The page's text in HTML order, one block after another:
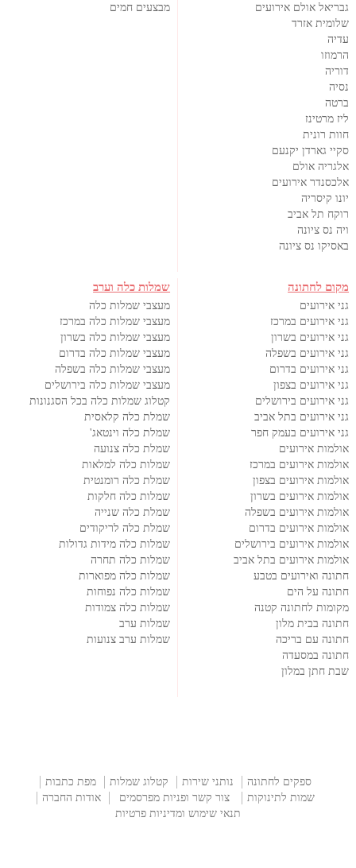
גבריאל אולם אירועים
שלומית אזרד
עדיה
הרמוזו
דוריה
נסיה
ברטה
ליז מרטינז
חוות רונית
סקיי גארדן יקנעם
אלגריה אולם
אלכסנדר אירועים
יונו קיסריה
רוקח תל אביב
ויה נס ציונה
באסיקו נס ציונה
מבצעים חמים
מקום לחתונה
גני אירועים
גני אירועים במרכז
גני אירועים בשרון
גני אירועים בשפלה
גני אירועים בדרום
גני אירועים בצפון
גני אירועים בירושלים
גני אירועים בתל אביב
גני אירועים בעמק חפר
אולמות אירועים
אולמות אירועים במרכז
אולמות אירועים בצפון
אולמות אירועים בשרון
אולמות אירועים בשפלה
אולמות אירועים בדרום
אולמות אירועים בירושלים
אולמות אירועים בתל אביב
חתונה ואירועים בטבע
חתונה על הים
מקומות לחתונה קטנה
חתונה בבית מלון
חתונה עם בריכה
חתונה במסעדה
שבת חתן במלון
שמלות כלה וערב
מעצבי שמלות כלה
מעצבי שמלות כלה במרכז
מעצבי שמלות כלה בשרון
מעצבי שמלות כלה בדרום
מעצבי שמלות כלה בשפלה
מעצבי שמלות כלה בירושלים
קטלוג שמלות כלה בכל הסגנונות
שמלת כלה קלאסית
שמלת כלה וינטאג'
שמלת כלה צנועה
שמלות כלה למלאות
שמלת כלה רומנטית
שמלות כלה חלקות
שמלת כלה שנייה
שמלת כלה לריקודים
שמלות כלה מידות גדולות
שמלות כלה תחרה
שמלות כלה מפוארות
שמלות כלה נפוחות
שמלות כלה צמודות
שמלות ערב
שמלות ערב צנועות
ספקים לחתונה נותני שירות קטלוג שמלות
מפת כתבות
שמות לתינוקות
צור קשר ופניות מפרסמים
אודות החברה
תנאי שימוש ומדיניות פרטיות